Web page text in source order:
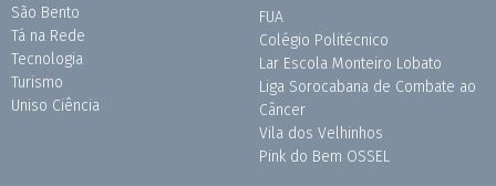
São Bento
Tá na Rede
Tecnologia
Turismo
Uniso Ciência
FUA
Colégio Politécnico
Lar Escola Monteiro Lobato
Liga Sorocabana de Combate ao
Câncer
Vila dos Velhinhos
Pink do Bem OSSEL